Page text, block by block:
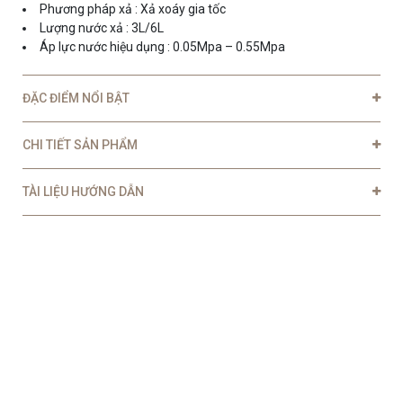
Phương pháp xả : Xả xoáy gia tốc
Lượng nước xả : 3L/6L
Áp lực nước hiệu dụng : 0.05Mpa – 0.55Mpa
ĐẶC ĐIỂM NỔI BẬT
CHI TIẾT SẢN PHẨM
TÀI LIỆU HƯỚNG DẪN